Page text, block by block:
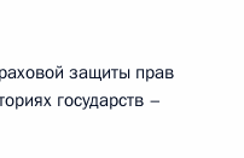
защиты прав
государств –